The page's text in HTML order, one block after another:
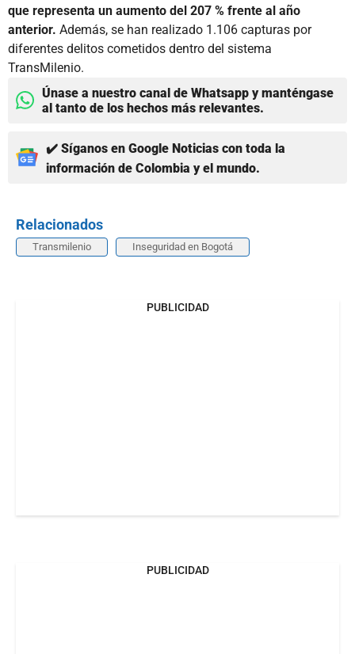
que representa un aumento del 207 % frente al año
anterior. Además, se han realizado 1.106 capturas por
diferentes delitos cometidos dentro del sistema
TransMilenio.
Únase a nuestro canal de Whatsapp y manténgase
al tanto de los hechos más relevantes.
✔️ Síganos en Google Noticias con toda la
información de Colombia y el mundo.
Relacionados
Transmilenio Inseguridad en Bogotá
PUBLICIDAD
PUBLICIDAD